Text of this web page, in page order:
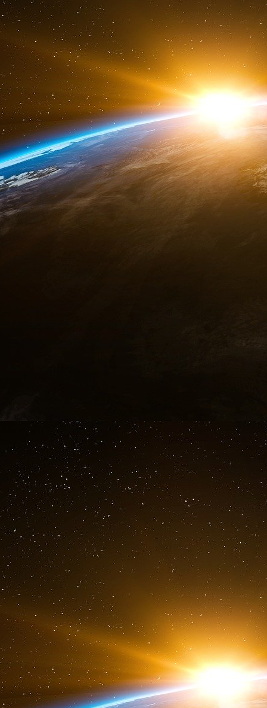
politiques de lutte contre l’inflation qui
ménages modestes.